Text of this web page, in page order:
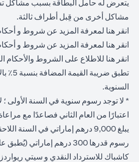
يتعرض له حامل البطاقة بسبب مشاكل
مشاكل أخرى من قِبل أطراف ثالثة.
انقر هنا opens in a new tab
لمعرفة المزيد عن شروط و
انقر هنا opens in a new tab
لمعرفة المزيد عن شروط و
انقر هنا opens in a new tab
للاطلاع على الشروط والأحكام
تطبق
السنوية.
* لا توجد رسوم سنوية في السنة الأولى
اعتبارًا من العام الثاني فصاعدًا مع
يبلغ 9,000 درهم إماراتي في السنة
رسوم قدرها 300 درهم
كاشباك للاسترداد النقدي و سيتي